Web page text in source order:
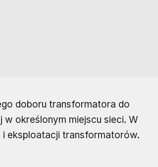
doboru transformatora do
określonym miejscu sieci. W
eksploatacji transformatorów.